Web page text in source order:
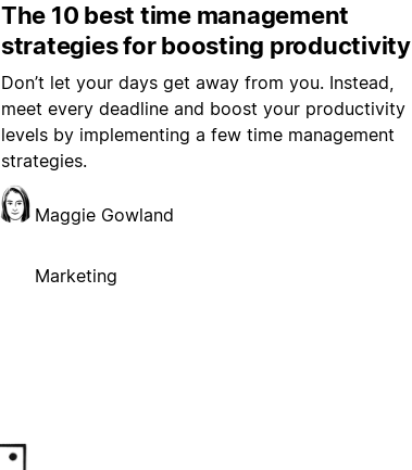
The 10 best time management
strategies for boosting productivity
Don’t let your days get away from you. Instead,
meet every deadline and boost your productivity
levels by implementing a few time management
strategies.
Maggie Gowland
Marketing